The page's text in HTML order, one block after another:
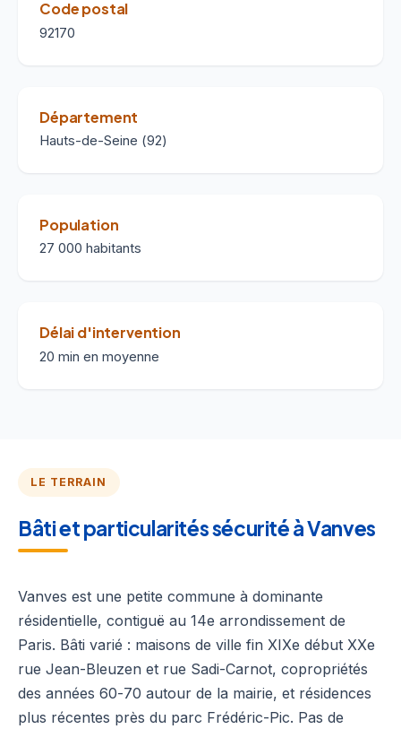
Code postal
92170
Département
Hauts-de-Seine (92)
Population
27 000 habitants
Délai d'intervention
20 min en moyenne
LE TERRAIN
Bâti et particularités sécurité à Vanves
Vanves est une petite commune à dominante
résidentielle, contiguë au 14e arrondissement de
Paris. Bâti varié : maisons de ville fin XIXe début XXe
rue Jean-Bleuzen et rue Sadi-Carnot, copropriétés
des années 60-70 autour de la mairie, et résidences
plus récentes près du parc Frédéric-Pic. Pas de